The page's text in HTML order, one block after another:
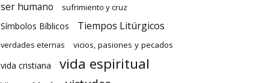
ser humano sufrimiento y cruz
Símbolos Bíblicos Tiempos Litúrgicos
verdades eternas vicios, pasiones y pecados
vida cristiana vida espiritual